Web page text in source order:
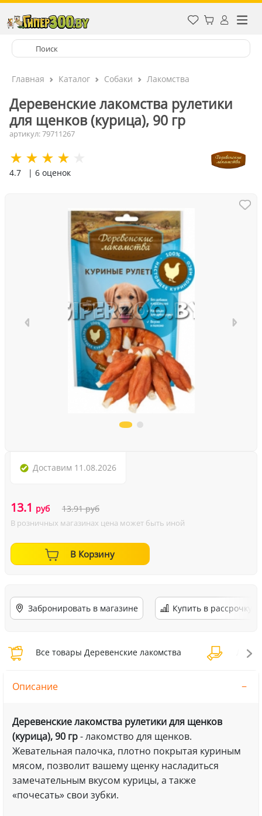
Главная Каталог Собаки Лакомства
Деревенские лакомства рулетики
для щенков (курица), 90 гр
артикул: 79711267
4.7 | 6 оценок
Доставим 11.08.2026
13.1 руб 13.91руб
В розничных магазинах цена может быть иной
В Корзину
Забронировать в магазине Купить в рассрочку
Все товары Деревенские лакомства
Описание
Деревенские лакомства рулетики для щенков
(курица), 90 гр- лакомство для щенков.
Жевательная палочка, плотно покрытая куриным
мясом, позволит вашему щенку насладиться
замечательным вкусом курицы, а также
«почесать» свои зубки.